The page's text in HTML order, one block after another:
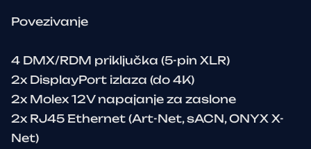
Povezivanje
4 DMX/RDM priključka (5-pin XLR)
2x DisplayPort izlaza (do 4K)
2x Molex 12V napajanje za zaslone
2x RJ45 Ethernet (Art-Net, sACN, ONYX X-
Net)